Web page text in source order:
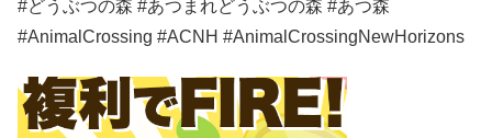
#どうぶつの森 #あつまれどうぶつの森 #あつ森
#AnimalCrossing #ACNH #AnimalCrossingNewHorizons